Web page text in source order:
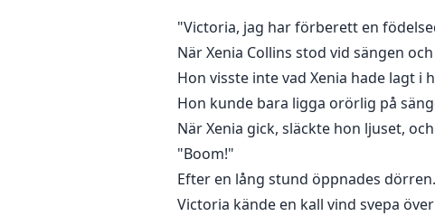
"Victoria, jag har förberett en
När Xenia Collins stod vid sängen
Hon visste inte vad Xenia hade lagt i
Hon kunde bara ligga orörlig på
När Xenia gick, släckte hon ljuset,
"Boom!"
Efter en lång stund öppnades dörren.
Victoria kände en kall vind svepa